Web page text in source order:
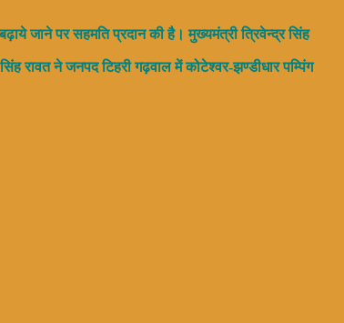
जाने पर सहमति प्रदान की है। मुख्यमंत्री त्रिवेन्द्र सिंह
रावत ने जनपद टिहरी गढ़वाल में कोटेश्वर-झण्डीधार पम्पिंग